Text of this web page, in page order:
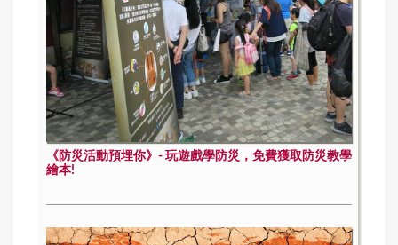
《防災活動預埋你》- 玩遊戲學防災，免費獲取防災教學
繪本!